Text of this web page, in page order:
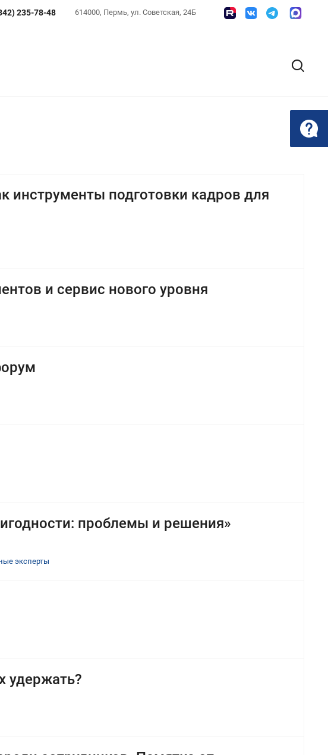
614000, Пермь, ул. Советская, 24Б
235-78-48
инструменты подготовки кадров для
и сервис нового уровня
проблемы и решения»
эксперты
удержать?